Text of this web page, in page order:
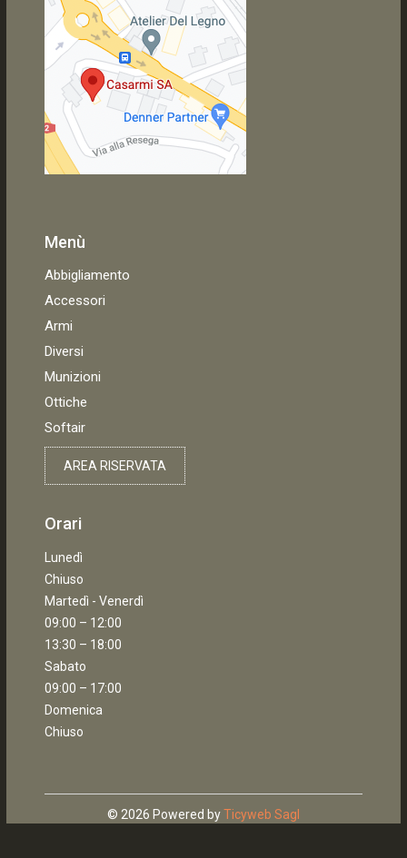
Menù
Abbigliamento
Accessori
Armi
Diversi
Munizioni
Ottiche
Softair
AREA RISERVATA
Orari
Lunedì
Chiuso
Martedì - Venerdì
09:00 – 12:00
13:30 – 18:00
Sabato
09:00 – 17:00
Domenica
Chiuso
© 2026 Powered byTicyweb Sagl